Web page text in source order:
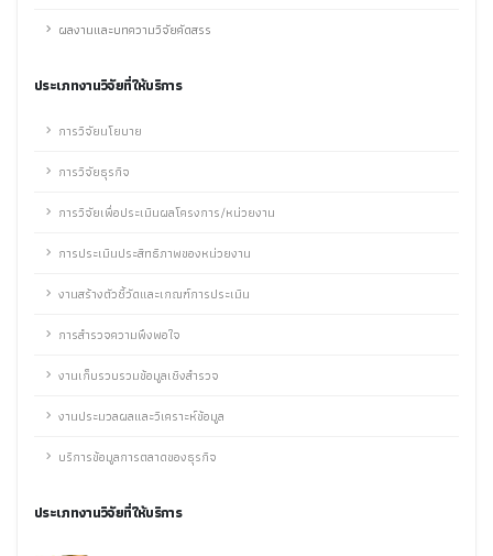
ผลงานและบทความวิจัยคัดสรร
ประเภทงานวิจัยที่ให้บริการ
การวิจัยนโยบาย
การวิจัยธุรกิจ
การวิจัยเพื่อประเมินผลโครงการ/หน่วยงาน
การประเมินประสิทธิภาพของหน่วยงาน
งานสร้างตัวชี้วัดและเกณฑ์การประเมิน
การสำรวจความพึงพอใจ
งานเก็บรวบรวมข้อมูลเชิงสำรวจ
งานประมวลผลและวิเคราะห์ข้อมูล
บริการข้อมูลการตลาดของธุรกิจ
ประเภทงานวิจัยที่ให้บริการ